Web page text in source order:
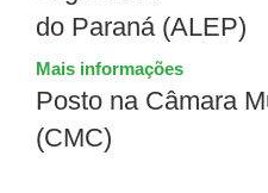
do Paraná (ALEP)
Mais informações
Posto na Câmara
(CMC)